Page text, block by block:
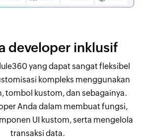
developer inklusif
yang dapat sangat fleksibel
kompleks menggunakan
tombol kustom, dan sebagainya.
Anda dalam membuat fungsi,
UI kustom, serta mengelola
transaksi data.